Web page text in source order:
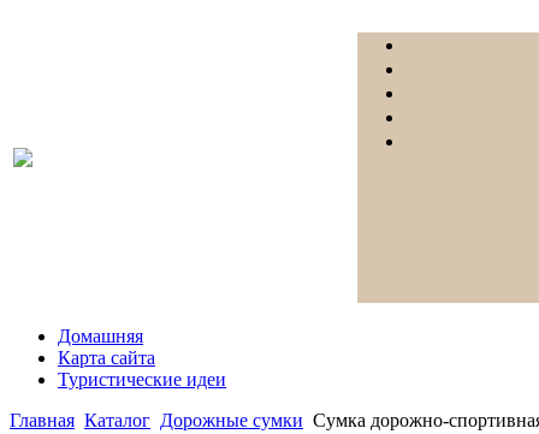
Домашняя
Карта сайта
Туристические идеи
Главная Каталог Дорожные сумки Сумка дорожно-